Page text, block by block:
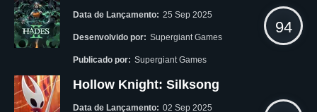
Data de Lançamento: 25 Sep 2025
Desenvolvido por: Supergiant Games
Publicado por: Supergiant Games
94
Hollow Knight: Silksong
Data de Lançamento: 02 Sep 2025